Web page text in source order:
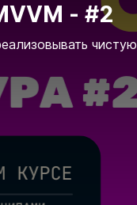
- #2
чистую